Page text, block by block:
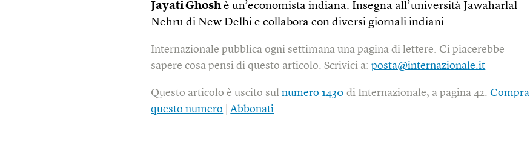
Jayati Ghoshè un’economista indiana. Insegna all’università Jawaharlal
Nehru di New Delhi e collabora con diversi giornali indiani.
Internazionale pubblica ogni settimana una pagina di lettere. Ci piacerebbe
sapere cosa pensi di questo articolo. Scrivici a:posta@internazionale.it
Questo articolo è uscito sulnumero 1430 di Internazionale, a pagina 42.Compra
questo numero |Abbonati